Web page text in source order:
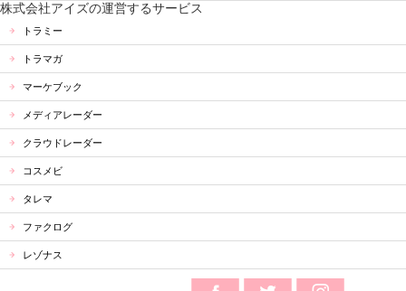
株式会社アイズの運営するサービス
トラミー
トラマガ
マーケブック
メディアレーダー
クラウドレーダー
コスメビ
タレマ
ファクログ
レゾナス